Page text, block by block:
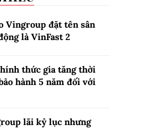
Vingroup đặt tên sân
là VinFast2
thức gia tăng thời
hành 5 năm đối với
lãi kỷ lục nhưng